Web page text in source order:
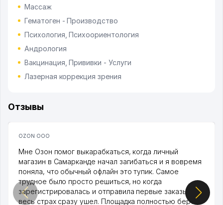
Массаж
Гематоген - Производство
Психология, Психоориентология
Андрология
Вакцинация, Прививки - Услуги
Лазерная коррекция зрения
Отзывы
OZON ООО
Мне Озон помог выкарабкаться, когда личный
магазин в Самарканде начал загибаться и я вовремя
поняла, что обычный офлайн это тупик. Самое
трудное было просто решиться, но когда
зарегистрировалась и отправила первые заказы,
весь страх сразу ушел. Площадка полностью берет